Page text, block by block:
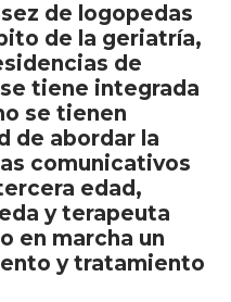
de logopedas
de la geriatría,
de
tiene integrada
se tienen
de abordar la
comunicativos
edad,
y terapeuta
en marcha un
y tratamiento